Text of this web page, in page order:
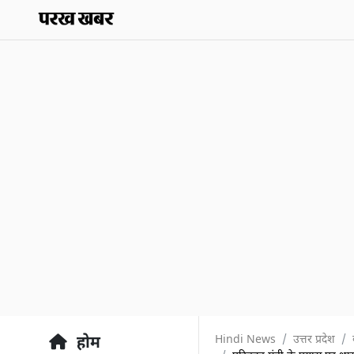
होम
Hindi News उत्तर प्रदेश